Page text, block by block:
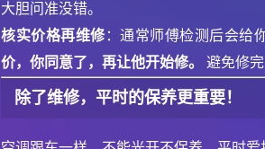
大胆问准没错。
核实价格再维修 ：通常师傅检测后会给
价，你同意了，再让他开始修。
避免修
除了维修，平时的保养更重要！